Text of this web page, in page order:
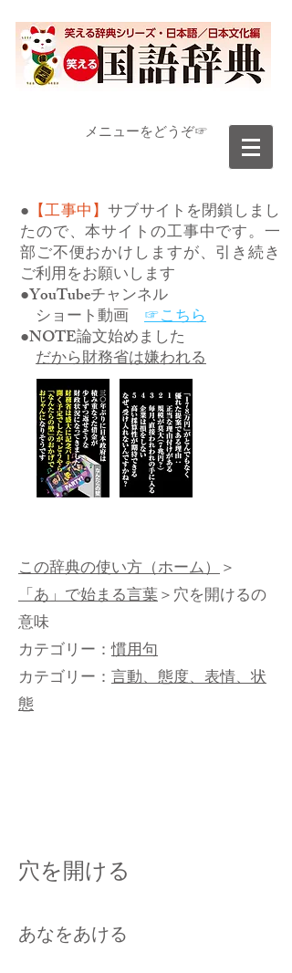
​メニューをどうぞ☞
● 【工事中】サブサイトを閉鎖しまし
たので、本サイトの工事中です。一
部ご不便おかけしますが、引き続き
ご利用をお願いします
●YouTubeチャンネル
ショート動画 ☞こちら
●NOTE論文始めました
だから財務省は嫌われる
この辞典の使い方（ホーム）＞
「あ」で始まる言葉＞穴を開けるの
意味
カテゴリー：慣用句
カテゴリー： 言動、態度、表情、状
態
穴を開ける
あなをあける